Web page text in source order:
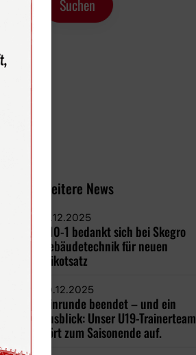
Weitere News
11.12.2025
U10-1 bedankt sich bei Skegro
Gebäudetechnik für neuen
Trikotsatz
10.12.2025
Hinrunde beendet – und ein
Ausblick: Unser U19-Trainerteam
hört zum Saisonende auf.